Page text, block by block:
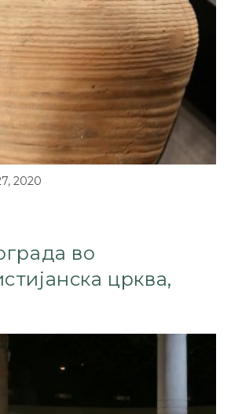
2020
во
црква,